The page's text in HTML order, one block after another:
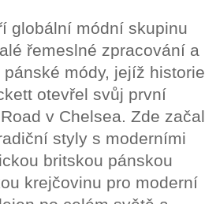
globální módní skupinu
řemeslné zpracování a
módy, jejíž historie
otevřel svůj první
v Chelsea. Zde začal
styly s moderními
britskou pánskou
krejčovinu pro moderní